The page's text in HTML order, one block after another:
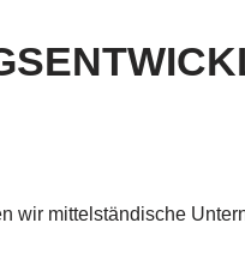
wir mittelständische